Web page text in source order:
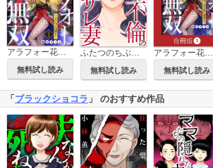
アラフォー花魁無双～夫の仇に復讐を～
無料試し読み
ふたつのちぶさ～アナログ不倫のサレ妻～
無料試し読み
アラフォー花魁無双～夫の仇に復讐を～【合冊版】
無料試し読み
「 ブラックショコラ 」 のおすすめ作品